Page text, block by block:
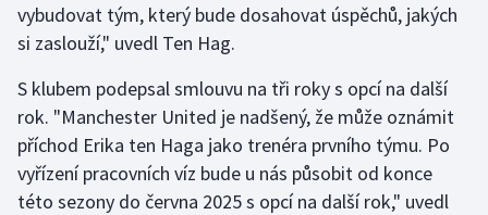
Florbal
Futsal
Golf
Gymnastika
vybudovat tým, který bude dosahovat úspěchů, jakých
si zaslouží," uvedl Ten Hag.
S klubem podepsal smlouvu na tři roky s opcí na další
rok. "Manchester United je nadšený, že může oznámit
příchod Erika ten Haga jako trenéra prvního týmu. Po
vyřízení pracovních víz bude u nás působit od konce
této sezony do června 2025 s opcí na další rok," uvedl